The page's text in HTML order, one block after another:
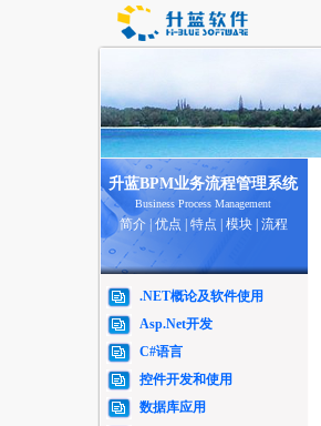
升蓝BPM业务流程管理系统
Business Process Management
简介|优点 特点 模块| 流程
.NET概论及软件使用
Asp.Net开发
C#语言
控件开发和使用
数据库应用